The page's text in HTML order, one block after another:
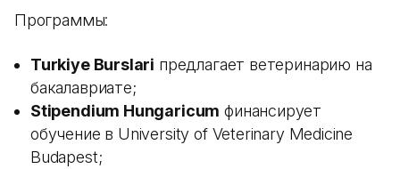
Программы:
Turkiye Burslari предлагает ветеринарию на
бакалавриате;
Stipendium Hungaricum финансирует
обучение в University of Veterinary Medicine
Budapest;